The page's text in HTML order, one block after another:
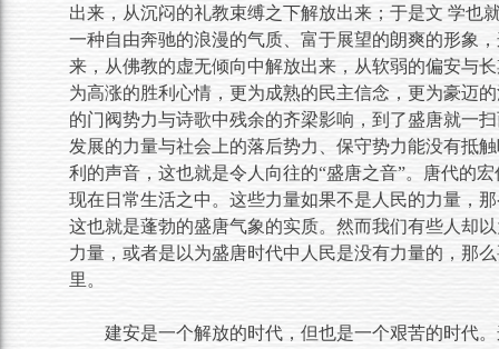
出来，从沉闷的礼教束缚之下解放出来；于是文 学也
一种自由奔驰的浪漫的气质、富于展望的朗爽的形象
来，从佛教的虚无倾向中解放出来，从软弱的偏安与
为高涨的胜利心情，更为成熟的民主信念，更为豪迈
的门阀势力与诗歌中残余的齐梁影响，到了盛唐就一
发展的力量与社会上的落后势力、保守势力能没有抵
利的声音，这也就是令人向往的“盛唐之音”。唐代的
现在日常生活之中。这些力量如果不是人民的力量，
这也就是蓬勃的盛唐气象的实质。然而我们有些人却
力量，或者是以为盛唐时代中人民是没有力量的，那
里。
建安是一个解放的时代，但也是一个艰苦的时代